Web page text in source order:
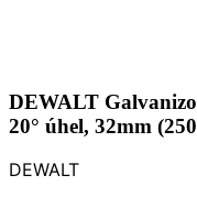
DEWALT
20° úhel, 32mm
DEWALT